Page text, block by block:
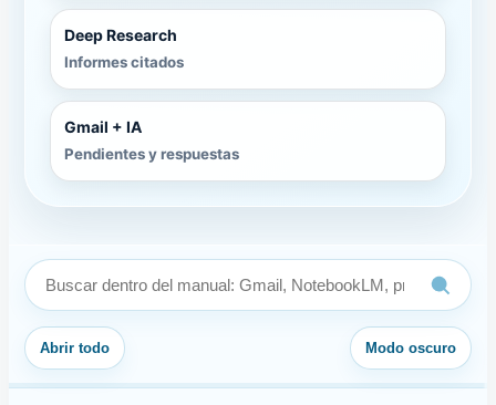
Deep Research
Informes citados
Gmail + IA
Pendientes y respuestas
Abrir todo Modo oscuro